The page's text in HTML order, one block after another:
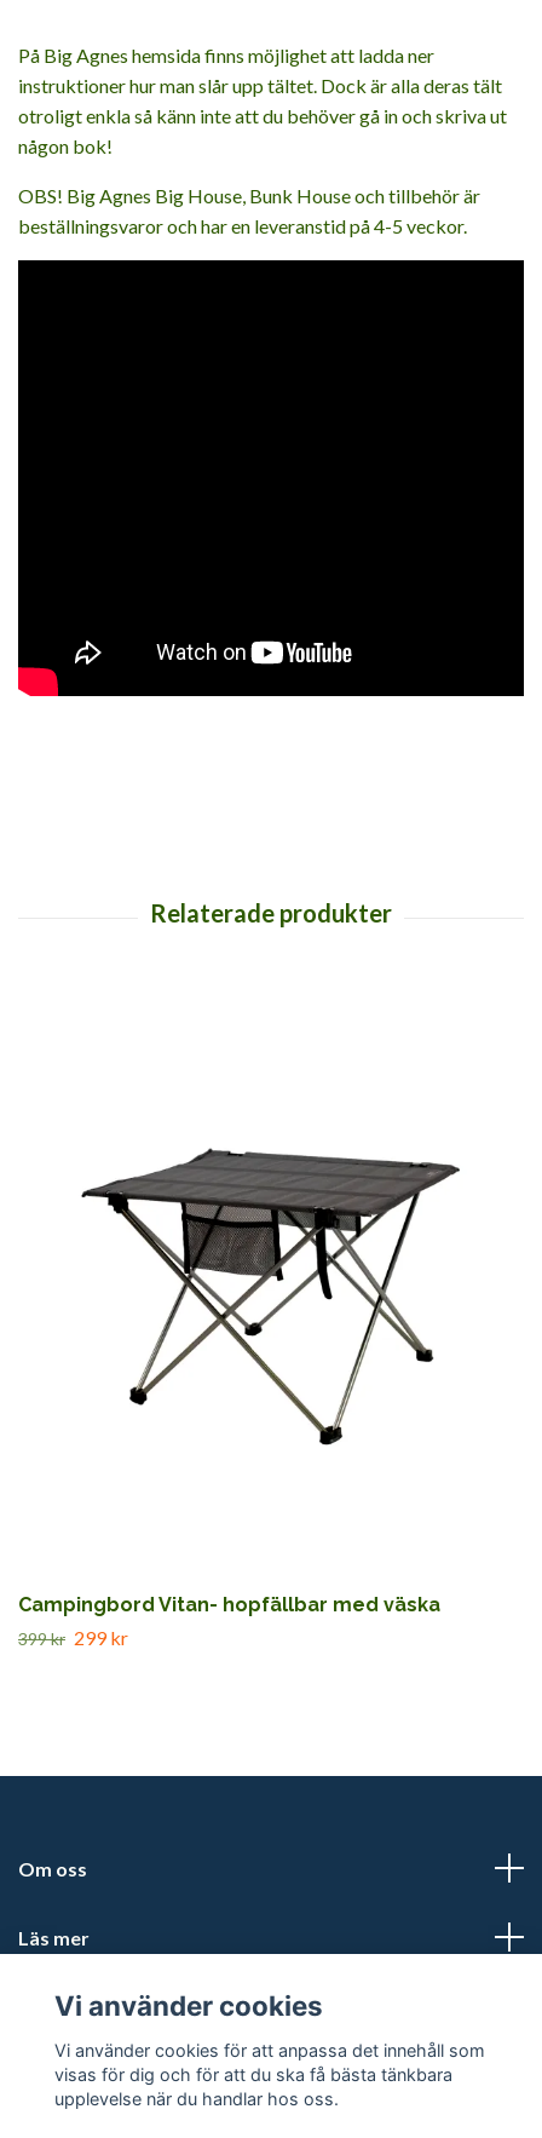
På Big Agnes hemsida finns möjlighet att ladda ner
instruktioner hur man slår upp tältet. Dock är alla deras tält
otroligt enkla så känn inte att du behöver gå in och skriva ut
någon bok!
OBS! Big Agnes Big House, Bunk House och tillbehör är
beställningsvaror och har en leveranstid på 4-5 veckor.
Campingbord Vitan- hopfällbar med väska
399 kr 299 kr
Om oss
Läs mer
Sociala medier
Vi använder cookies
Vi använder cookies för att anpassa det innehåll som
visas för dig och för att du ska få bästa tänkbara
upplevelse när du handlar hos oss.